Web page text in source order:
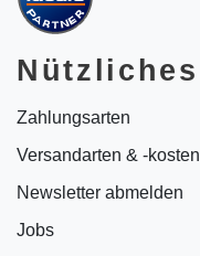
Nützliches
Zahlungsarten
Versandarten & -kosten
Newsletter abmelden
Jobs